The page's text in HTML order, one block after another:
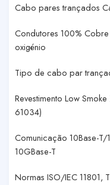
Cabo pares trançados
Condutores 100%
oxigénio
Tipo de cabo par
Revestimento Low
61034)
Comunicação 10Base-T/
10GBase-T
Normas ISO/IEC 11801,